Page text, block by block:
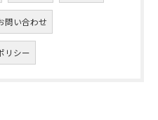
問い合わせ
リシー